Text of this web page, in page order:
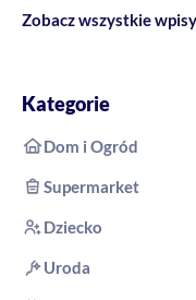
Zobacz wszystkie wpisy
Kategorie
Dom i Ogród
Supermarket
Dziecko
Uroda